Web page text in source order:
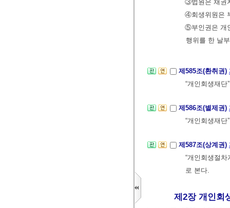
③법원은 채권
④회생위원은
⑤부인권은 개
행위를 한 날
제585조(환취권)
“개인회생재단
제586조(별제권)
“개인회생재단
제587조(상계권)
“개인회생절차
로 본다.
제2장 개인회생